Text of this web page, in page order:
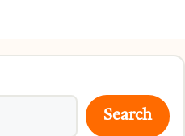
Search